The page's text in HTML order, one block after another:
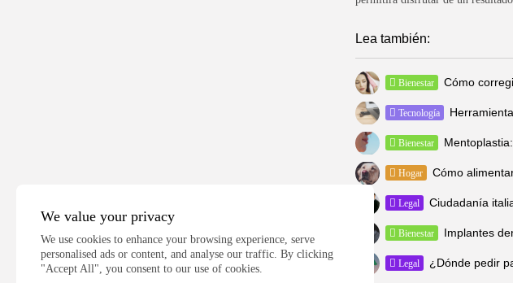
We value your privacy
We use cookies to enhance your browsing experience, serve
personalised ads or content, and analyse our traffic. By clicking
"Accept All", you consent to our use of cookies.
Lea también:
Bienestar
Tecnología
Bienestar
Hogar Cómo
Legal
Bienestar Implantes
Legal ¿Dónde pedir